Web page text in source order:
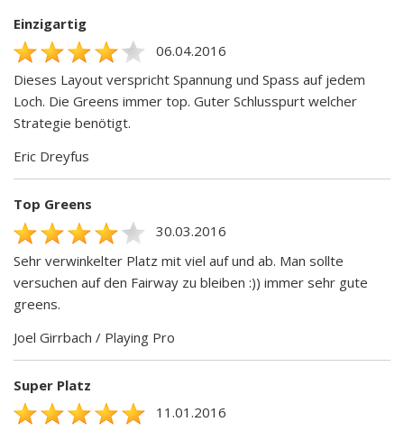
Einzigartig
06.04.2016
Dieses Layout verspricht Spannung und Spass auf jedem
Loch. Die Greens immer top. Guter Schlusspurt welcher
Strategie benötigt.
Eric Dreyfus
Top Greens
30.03.2016
Sehr verwinkelter Platz mit viel auf und ab. Man sollte
versuchen auf den Fairway zu bleiben :)) immer sehr gute
greens.
Joel Girrbach / Playing Pro
Super Platz
11.01.2016